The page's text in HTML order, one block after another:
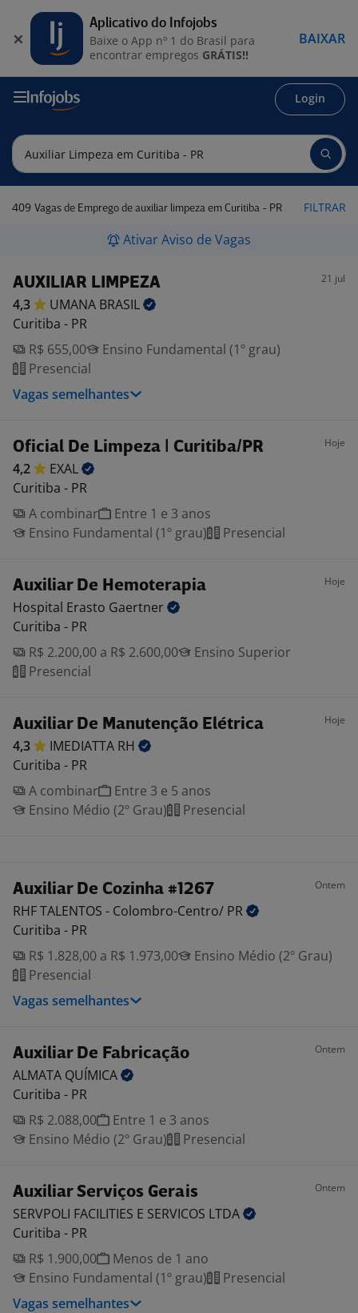
Login
409 Vagas de Emprego de auxiliar limpeza em Curitiba - PR FILTRAR
Ativar Aviso de Vagas
AUXILIAR LIMPEZA 21 jul
4,3 UMANA BRASIL
Curitiba - PR
R$ 655,00
Ensino Fundamental (1º grau)
Presencial
Vagas semelhantes
Oficial De Limpeza | Curitiba/PR Hoje
4,2
EXAL
Curitiba - PR
A combinar
Entre 1 e 3 anos
Ensino Fundamental (1º grau)
Presencial
Auxiliar De Hemoterapia Hoje
Hospital Erasto Gaertner
Curitiba - PR
R$ 2.200,00 a R$ 2.600,00
Ensino Superior
Presencial
Auxiliar De Manutenção Elétrica Hoje
4,3 IMEDIATTA RH
Curitiba - PR
A combinar
Entre 3 e 5 anos
Ensino Médio (2º Grau)
Presencial
Auxiliar De Cozinha #1267 Ontem
RHF TALENTOS - Colombro-Centro/ PR
Curitiba - PR
R$ 1.828,00 a R$ 1.973,00
Ensino Médio (2º Grau)
Presencial
Vagas semelhantes
Auxiliar De Fabricação Ontem
ALMATA QUÍMICA
Curitiba - PR
R$ 2.088,00
Entre 1 e 3 anos
Ensino Médio (2º Grau)
Presencial
Auxiliar Serviços Gerais Ontem
SERVPOLI FACILITIES E SERVICOS LTDA
Curitiba - PR
R$ 1.900,00
Menos de 1 ano
Ensino Fundamental (1º grau)
Presencial
Vagas semelhantes
Aplicativo do Infojobs
Baixe o App nº 1 do Brasil para
encontrar empregos GRÁTIS!!
BAIXAR